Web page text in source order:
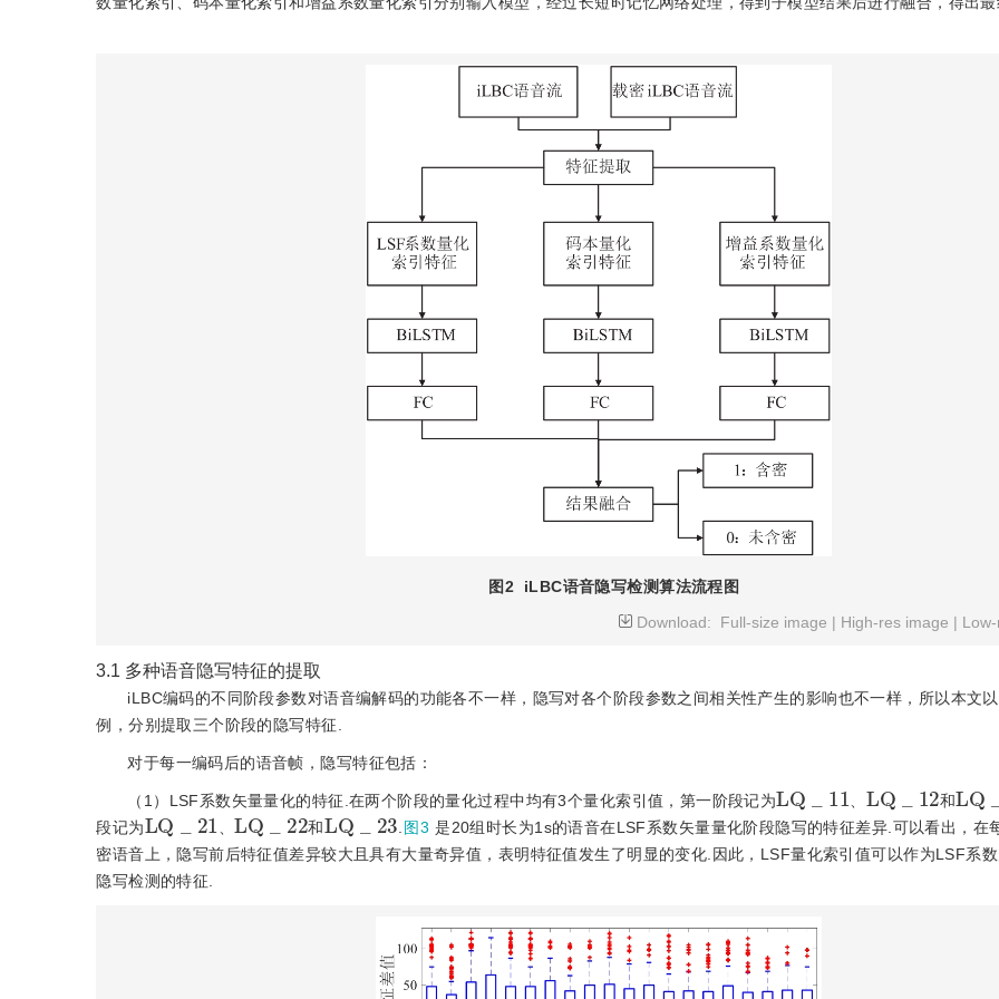
图2
iLBC语音隐写检测算法流程图
Download:
Full-size image | High-res image |
3.1 多种语音隐写特征的提取
iLBC编码的不同阶段参数对语音编解码的功能各不一样，隐写对各个阶段参数之间相关性产生的影响也不一样，所以本文
例，分别提取三个阶段的隐写特征.
对于每一编码后的语音帧，隐写特征包括：
（1）LSF系数矢量量化的特征.在两个阶段的量化过程中均有3个量化索引值，第一阶段记为
L Q 11 L Q 12
和
L Q
段记为
LQ_21 LQ_22
和
LQ_23
图3 是20组时长为1s的语音在LSF系数矢量量化阶段隐写的特征差异.可以看出，在
密语音上，隐写前后特征值差异较大且具有大量奇异值，表明特征值发生了明显的变化.因此，LSF量化索引值可以作为LSF系
隐写检测的特征.